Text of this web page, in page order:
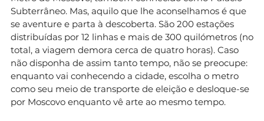
Subterrâneo. Mas, aquilo que lhe aconselhamos é que
se aventure e parta à descoberta. São 200 estações
distribuídas por 12 linhas e mais de 300 quilómetros (no
total, a viagem demora cerca de quatro horas). Caso
não disponha de assim tanto tempo, não se preocupe:
enquanto vai conhecendo a cidade, escolha o metro
como seu meio de transporte de eleição e desloque-se
por Moscovo enquanto vê arte ao mesmo tempo.